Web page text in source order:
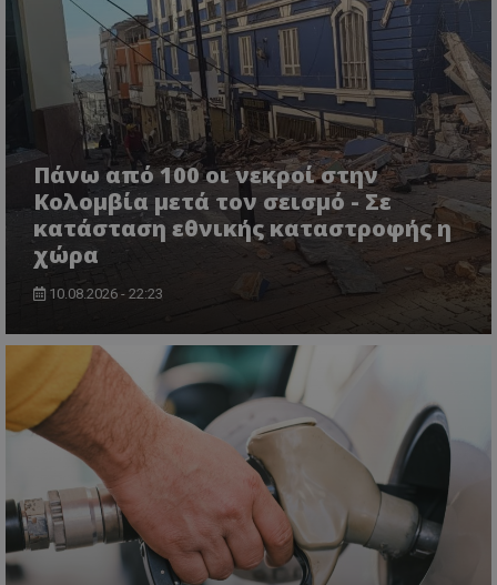
Πάνω από 100 οι νεκροί στην
Κολομβία μετά τον σεισμό - Σε
κατάσταση εθνικής καταστροφής η
χώρα
10.08.2026 - 22:23
βασικές λειτουργίες του ιστότοπου, όπως τη
σύνδεση χρήστη και τη διαχείριση λογαριασμού.
Ο ιστότοπος δεν μπορεί να χρησιμοποιηθεί σωστά
χωρίς τα απολύτως απαραίτητα cookies.
Ονοματεπώνυμο
Προμηθευτής/Πεδίο
usprivacy
.lifenewscy.tothemaonline.com
ASP.NET_SessionId